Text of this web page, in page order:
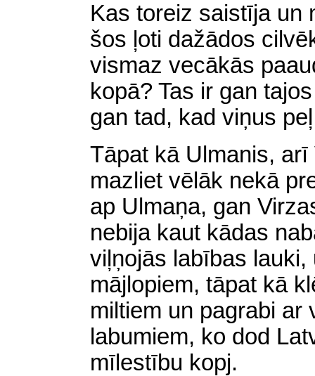
Kas toreiz saistīja un
šos ļoti dažādos
vismaz vecākās
kopā? Tas ir gan
gan tad, kad viņus
Tāpat kā Ulmanis, arī
mazliet vēlāk nekā
ap Ulmaņa, gan
nebija kaut kādas
viļņojās labības
mājlopiem, tāpat kā
miltiem un pagrabi ar
labumiem, ko dod
mīlestību kopj.